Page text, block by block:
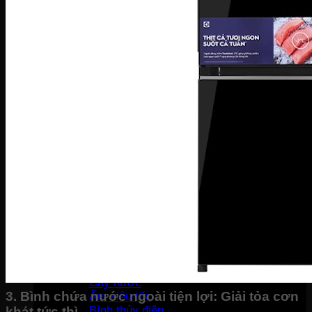
Cây nước
Ấm siêu tốc
3. Bình chứa nước ngoài tiện lợi: Giải tỏa cơn